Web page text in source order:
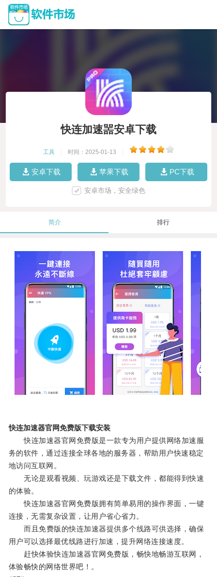
快连加速噐安卓下载
工具 时间：2025-01-13
安卓下载 苹果下载 PC下载
安卓市场，安全绿色
简介 排行
快连加速器官网免费版下载安装
快连加速器官网免费版是一款专为用户提供网络加速服
务的软件，通过连接全球各地的服务器，帮助用户快速稳定
地访问互联网。
无论是观看视频、玩游戏还是下载文件，都能得到快速
的体验。
快连加速器官网免费版拥有简单易用的操作界面，一键
连接，无需复杂设置，让用户省心省力。
而且免费版的快连加速器提供多个线路可供选择，确保
用户可以选择最优线路进行加速，提升网络连接速度。
赶快体验快连加速器官网免费版，畅快地畅游互联网，
体验畅快的网络世界吧！。